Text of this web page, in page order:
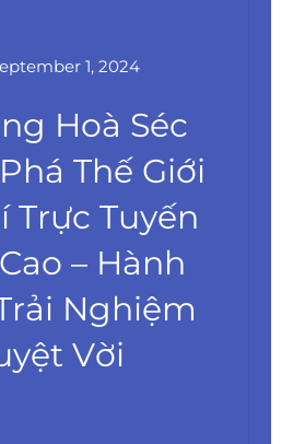
1, 2024
Hoà Séc
Thế Giới
Trực Tuyến
– Hành
Nghiệm
Vời